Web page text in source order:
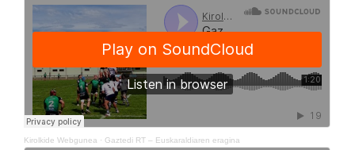
Kirolkide Webgunea ·Gaztedi RT – Euskaraldiaren eragina